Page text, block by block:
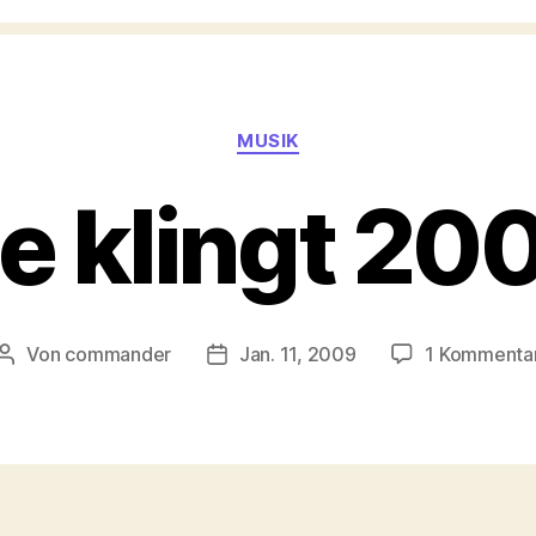
Kategorien
MUSIK
klingt
Beitragsautor
Von commander Veröffentlichungsdatum
Jan. 11, 2009 1